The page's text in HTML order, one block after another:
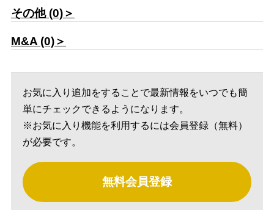
その他 (0)＞
M&A (0)＞
お気に入り追加をすることで最新情報をいつでも簡
単にチェックできるようになります。
※お気に入り機能を利用するには会員登録（無料）
が必要です。
無料会員登録